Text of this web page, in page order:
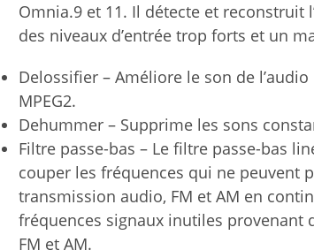
Omnia.9 et 11. Il détecte et reconstruit
des niveaux d’entrée trop forts et un
Delossifier – Améliore le son de
MPEG2.
Dehummer – Supprime les sons
Filtre passe-bas – Le filtre passe-bas
couper les fréquences qui ne peuvent
transmission audio, FM et AM en
fréquences signaux inutiles
FM et AM.